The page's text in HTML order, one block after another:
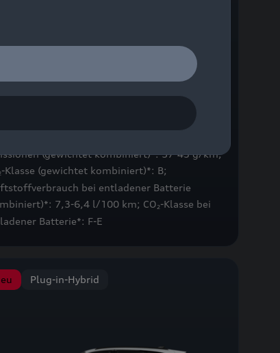
(gewichtet kombiniert)*: 2,5–
(gewichtet kombiniert)*: 57-43 g/km;
-Klasse (gewichtet kombiniert)*: B;
bei entladener Batterie
7,3-6,4 l/100 km; CO2-Klasse bei
Batterie*: F-E
Plug-in-Hybrid